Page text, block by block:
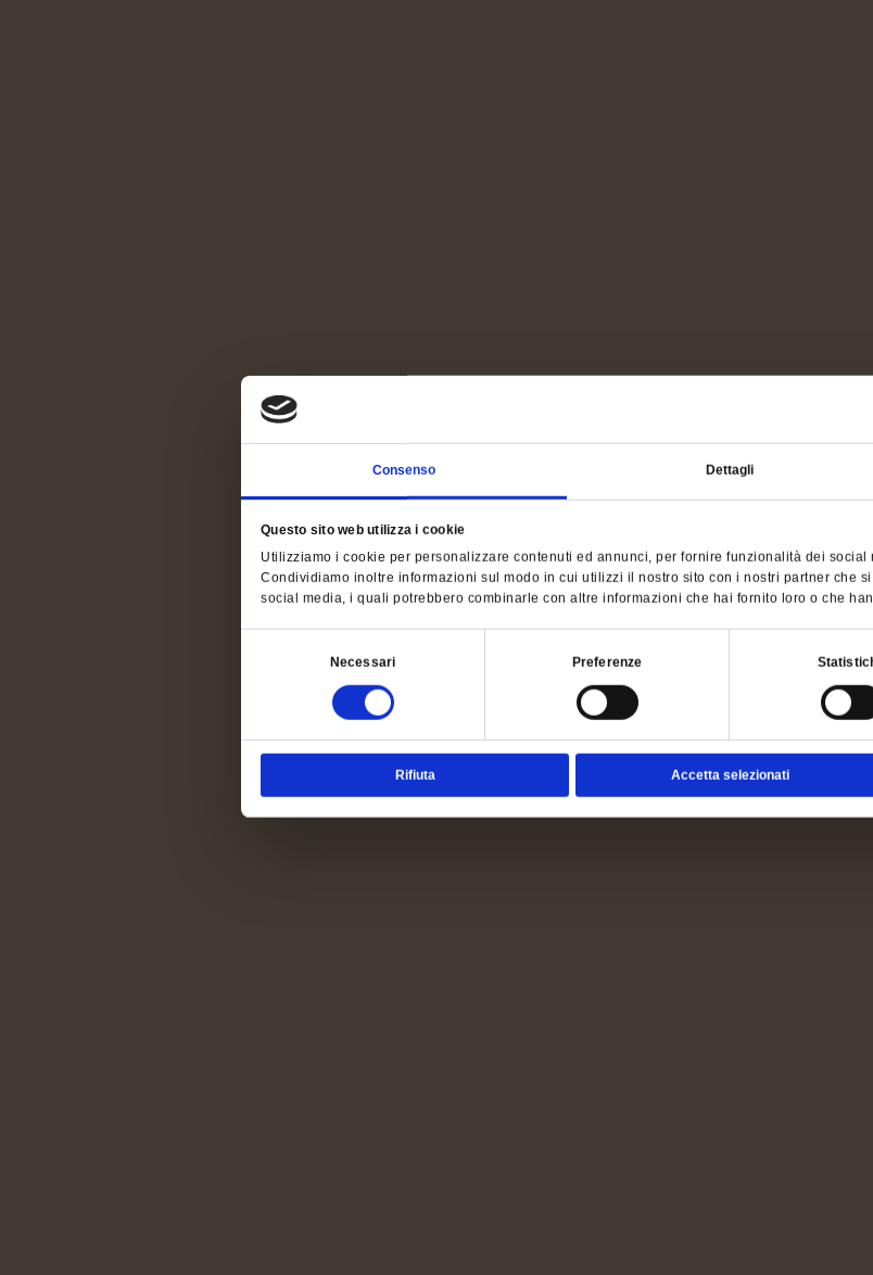
Consenso Dettagli
Questo sito web utilizza i cookie
Utilizziamo i cookie per personalizzare contenuti ed annunci, per fornire funzionalità dei
Condividiamo inoltre informazioni sul modo in cui utilizzi il nostro sito con i nostri partner che
social media, i quali potrebbero combinarle con altre informazioni che hai fornito loro o che
Necessari Preferenze
Rifiuta Accetta selezionati